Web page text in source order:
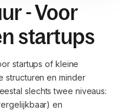
- Voor
startups
startups of kleine
structuren en minder
slechts twee niveaus:
en